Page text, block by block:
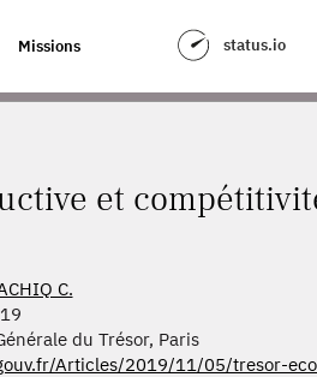
Missions status.io
FRANÇAISE,
et
C.
du Trésor, Paris
Articles/2019/11/05/tresor-